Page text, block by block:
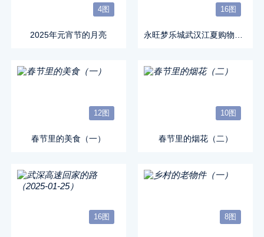
2025年元宵节的月亮
4图 16图
春节里的美食（一）
12图
春节里的烟花（二）
10图
16图 8图